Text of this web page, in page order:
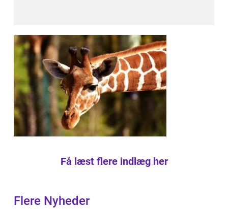
Få læst flere indlæg her
Flere Nyheder